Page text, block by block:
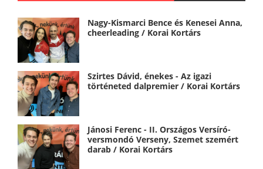
Nagy-Kismarci Bence és Kenesei Anna,
cheerleading / Korai Kortárs
Szirtes Dávid, énekes - Az igazi
történeted dalpremier / Korai Kortárs
Jánosi Ferenc - II. Országos Versíró-
versmondó Verseny, Szemet szemért
darab / Korai Kortárs